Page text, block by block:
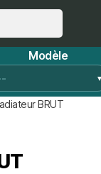
Modèle
BRUT